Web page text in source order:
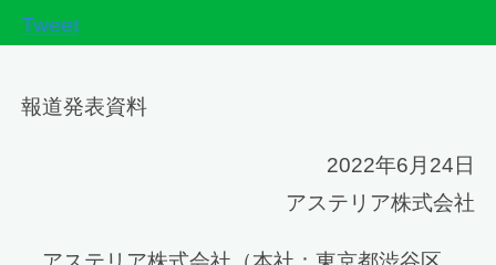
Tweet
報道発表資料
2022年6月24日
アステリア株式会社